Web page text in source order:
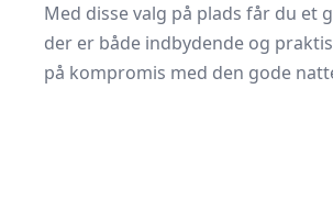
Med disse valg på plads får du et
der er både indbydende og
på kompromis med den gode